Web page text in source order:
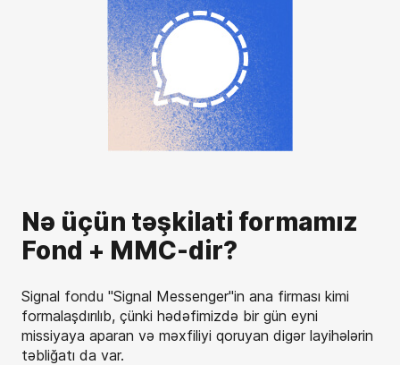
Nə üçün təşkilati formamız
Fond + MMC-dir?
Signal fondu "Signal Messenger"in ana firması kimi
formalaşdırılıb, çünki hədəfimizdə bir gün eyni
missiyaya aparan və məxfiliyi qoruyan digər layihələrin
təbliğatı da var.